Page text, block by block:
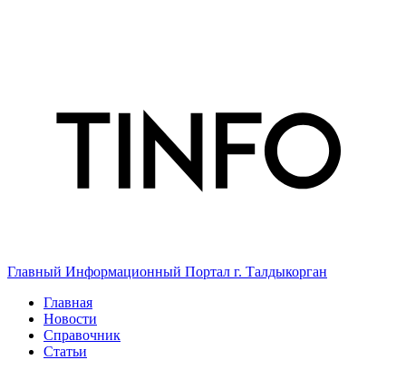
Главный Информационный Портал г. Талдыкорган
Главная
Новости
Справочник
Статьи